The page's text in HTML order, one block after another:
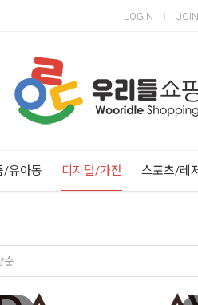
LOGIN JOIN
/유아동 디지털/가전 스포츠/레
순